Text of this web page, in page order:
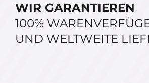
KONTAKT
WIR GARANTIEREN
100%
UND WELTWEITE